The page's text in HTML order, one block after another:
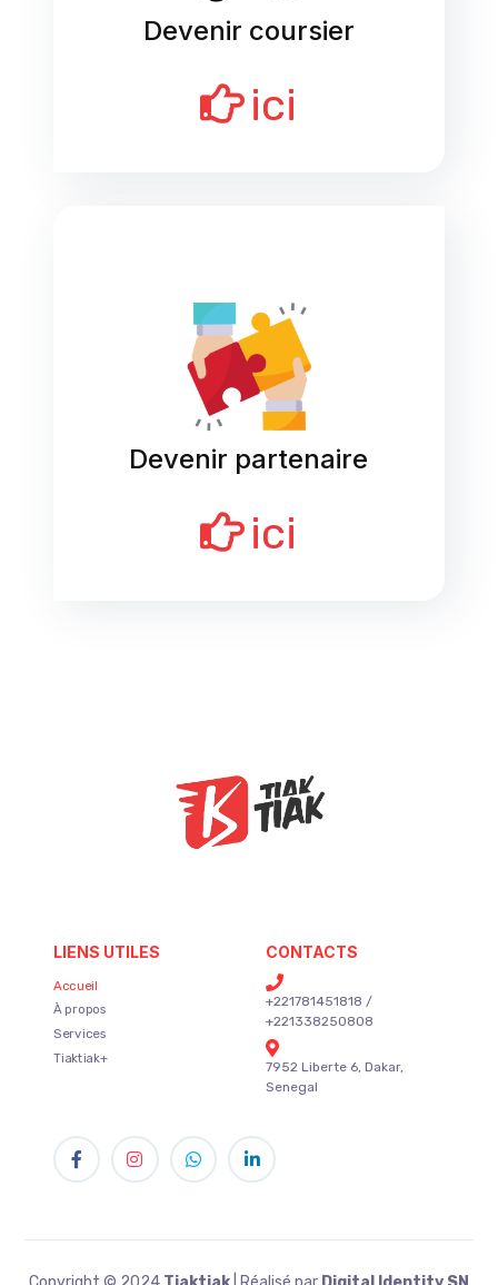
Devenir coursier
ici
Devenir partenaire
ici
LIENS UTILES
Accueil
À propos
Services
Tiaktiak+
CONTACTS
+221781451818 /
+221338250808
7952 Liberte 6, Dakar,
Senegal